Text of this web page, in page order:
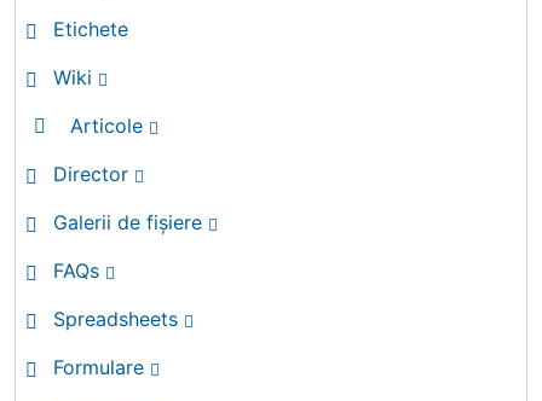
Etichete
Wiki
Articole
Director
Galerii de fișiere
FAQs
Spreadsheets
Formulare